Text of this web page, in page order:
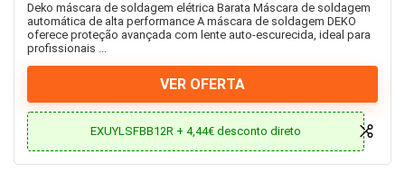
Aparafusadora impacto
Aparelhos auditivos
Apple
Aquecedor a diesel
Aquecimento
Arrefecimento
Deko máscara de soldagem elétrica Barata Máscara de soldagem
automática de alta performance A máscara de soldagem DEKO
oferece proteção avançada com lente auto-escurecida, ideal para
profissionais ...
VER OFERTA
EXUYLSFBB12R + 4,44€ desconto direto